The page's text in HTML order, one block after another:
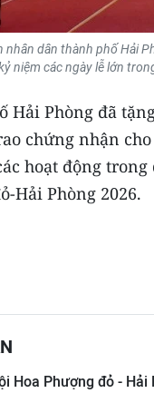
nhân dân thành phố Hải
niệm các ngày lễ lớn
Hải Phòng đã
chứng nhận
hoạt động
Hải Phòng 2026.
Hoa Phượng đỏ - Hải